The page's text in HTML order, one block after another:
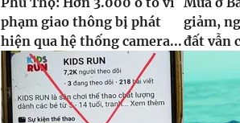
phạm giao thông bị phát
hiện qua hệ thống camera...
giảm,
đất vẫn